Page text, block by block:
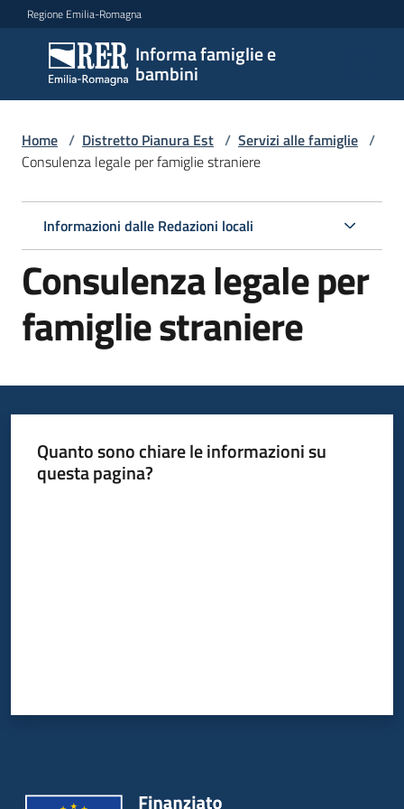
Vai al contenuto
Vai alla navigazione
Vai al footer
Regione Emilia-Romagna
Informa famiglie e
bambini
Informa
famiglie
e
bambini
Argomenti
Servizi
Menu selezionato
Centri
Informazioni
locali
Home / Distretto Pianura Est / Servizi alle famiglie /
Consulenza legale per famiglie straniere
Informazioni dalle Redazioni locali
Consulenza legale per
famiglie straniere
Quanto sono chiare le informazioni su
questa pagina?